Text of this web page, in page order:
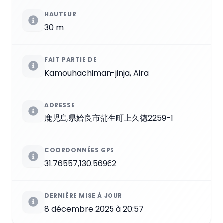
HAUTEUR
30 m
FAIT PARTIE DE
Kamouhachiman-jinja, Aira
ADRESSE
鹿児島県姶良市蒲生町上久徳2259-1
COORDONNÉES GPS
31.76557,130.56962
DERNIÈRE MISE À JOUR
8 décembre 2025 à 20:57